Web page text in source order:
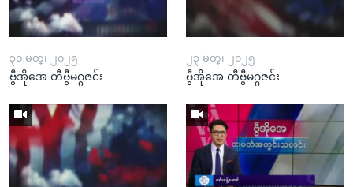
၃၀ မတ္၊ ၂၀၂၅
ဗွီအိုအေ တီဗွီမဂ္ဂဇင်း
၂၃ မတ္၊ ၂၀၂၅
ဗွီအိုအေ တီဗွီမဂ္ဂဇင်း